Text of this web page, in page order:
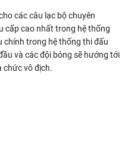
các câu lạc bộ chuyên
cấp cao nhất trong hệ thống
chính trong hệ thống thi đấu
và các đội bóng sẽ hướng tới
chức vô địch.